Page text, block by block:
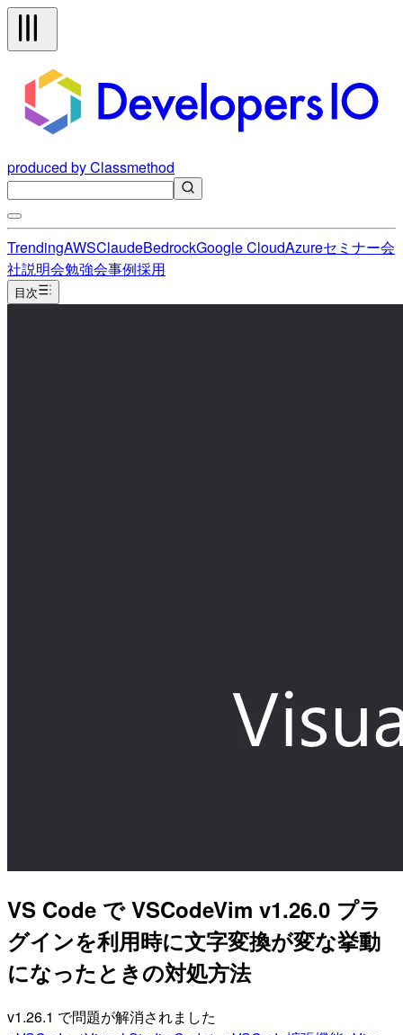
produced by Classmethod
TrendingAWSClaudeBedrockGoogle CloudAzureセミナー会
社説明会勉強会事例採用
目次
VS Code で VSCodeVim v1.26.0 プラ
グインを利用時に文字変換が変な挙動
になったときの対処方法
v1.26.1 で問題が解消されました